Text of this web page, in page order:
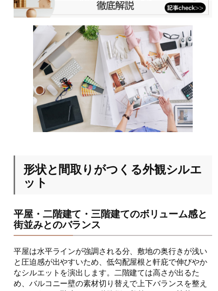
形状と間取りがつくる外観シルエ
ット
平屋・二階建て・三階建てのボリューム感と
街並みとのバランス
平屋は水平ラインが強調される分、敷地の奥行きが浅い
と圧迫感が出やすいため、低勾配屋根と軒庇で伸びやか
なシルエットを演出します。二階建ては高さが出るた
め、バルコニー壁の素材切り替えで上下バランスを整え